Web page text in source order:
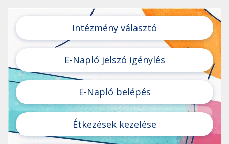
Intézmény választó
E-Napló jelszó igénylés
E-Napló belépés
Étkezések kezelése